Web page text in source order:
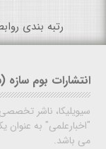
رتبه بندی
انتشارات بوم سازه
سیویلیکا، ناشر
"اخبارعلمی" به عنوان
می باشد.